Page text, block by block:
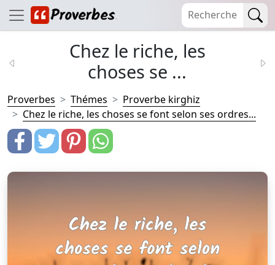
Chez le riche, les
choses se ...
Proverbes Thémes
Proverbe kirghiz
Chez le riche, les choses se font selon ses ordres...